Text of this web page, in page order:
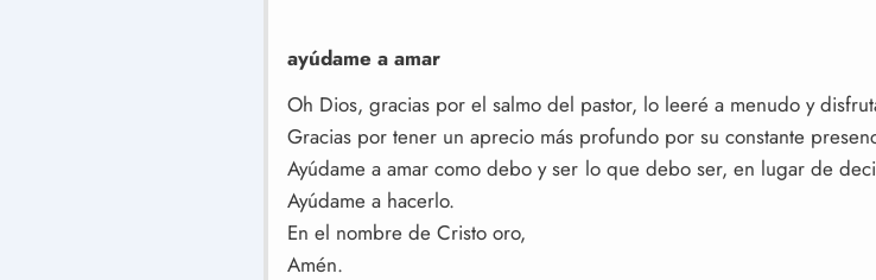
ayúdame a amar
Oh Dios, gracias por el salmo del pastor, lo leeré a menudo y
Gracias por tener un aprecio más profundo por su constante
Ayúdame a amar como debo y ser lo que debo ser, en lugar de
Ayúdame a hacerlo.
En el nombre de Cristo oro,
Amén.